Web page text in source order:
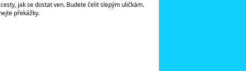
jak se dostat ven. Budete čelit slepým uličkám.
překážky.